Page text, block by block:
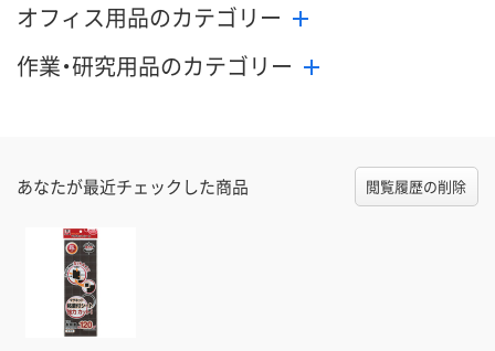
オフィス用品のカテゴリー
作業・研究用品のカテゴリー
あなたが最近チェックした商品 閲覧履歴の削除